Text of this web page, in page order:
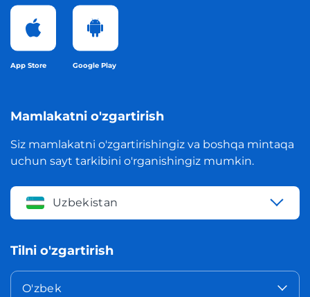
App Store Google Play
Mamlakatni o'zgartirish
Siz mamlakatni o'zgartirishingiz va boshqa mintaqa
uchun sayt tarkibini o'rganishingiz mumkin.
Uzbekistan
Tilni o'zgartirish
O'zbek